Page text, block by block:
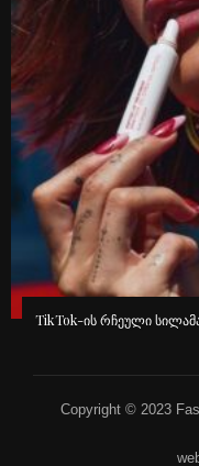
TikTok-ის რჩეული
Copyright © 2023